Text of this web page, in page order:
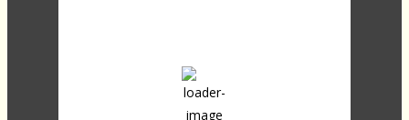
65 %
1021 mb
10 Km/h